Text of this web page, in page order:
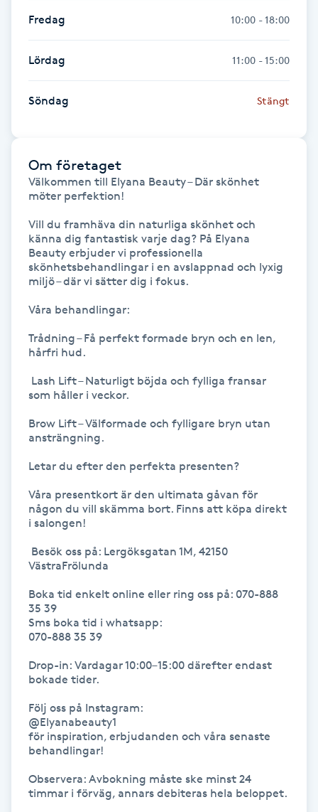
Gravidyoga
Gua Sha-massage
Hatha Yoga
Headspa
Healing
Herrklippning
HIFU
Hollywood Peel
Hot Stone Massage
Hot yoga
Hudvård
Hyaluronsyra
Hyperhidros
Hypnos
Hårborttagning
Fredag 10:00 - 18:00
Lördag 11:00 - 15:00
Söndag Stängt
Om företaget
Välkommen till Elyana Beauty – Där skönhet
möter perfektion!
Vill du framhäva din naturliga skönhet och
känna dig fantastisk varje dag? På Elyana
Beauty erbjuder vi professionella
skönhetsbehandlingar i en avslappnad och lyxig
miljö – där vi sätter dig i fokus.
Våra behandlingar:
Trådning – Få perfekt formade bryn och en len,
hårfri hud.
som håller i veckor.
Brow Lift – Välformade och fylligare bryn utan
ansträngning.
Letar du efter den perfekta presenten?
Våra presentkort är den ultimata gåvan för
någon du vill skämma bort. Finns att köpa direkt
i salongen!
VästraFrölunda
Boka tid enkelt online eller ring oss på: 070-888
35 39
Sms boka tid i whatsapp:
070-888 35 39
Drop-in: Vardagar 10:00–15:00 därefter endast
bokade tider.
Följ oss på Instagram:
@Elyanabeauty1
för inspiration, erbjudanden och våra senaste
behandlingar!
Observera: Avbokning måste ske minst 24
timmar i förväg, annars debiteras hela beloppet.